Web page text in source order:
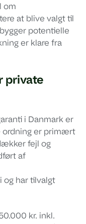
om
at blive valgt til
potentielle
er klare fra
private
i Danmark er
ordning er primært
fejl og
af
og har tilvalgt
kr. inkl.